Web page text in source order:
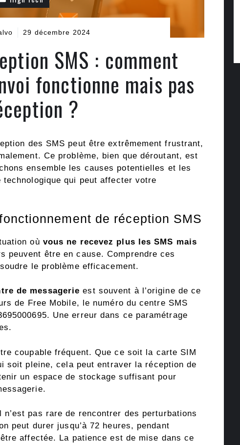
29 décembre 2024
SMS : comment
fonctionne mais pas
?
des SMS peut être extrêmement frustrant,
Ce problème, bien que déroutant, est
ensemble les causes potentielles et les
qui peut affecter votre
de réception SMS
où vous ne recevez plus les SMS mais
peuvent être en cause. Comprendre ces
le problème efficacement.
de messagerie est souvent à l’origine de ce
de Free Mobile, le numéro du centre SMS
Une erreur dans ce paramétrage
coupable fréquent. Que ce soit la carte SIM
soit pleine, cela peut entraver la réception de
un espace de stockage suffisant pour
n’est pas rare de rencontrer des perturbations
peut durer jusqu’à 72 heures, pendant
affectée. La patience est de mise dans ce